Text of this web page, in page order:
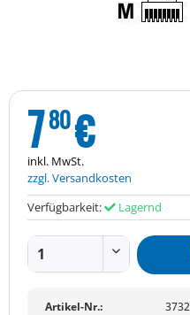
780€
inkl. MwSt.
zzgl. Versandkosten
Verfügbarkeit:
Lagernd
Artikel-Nr.: